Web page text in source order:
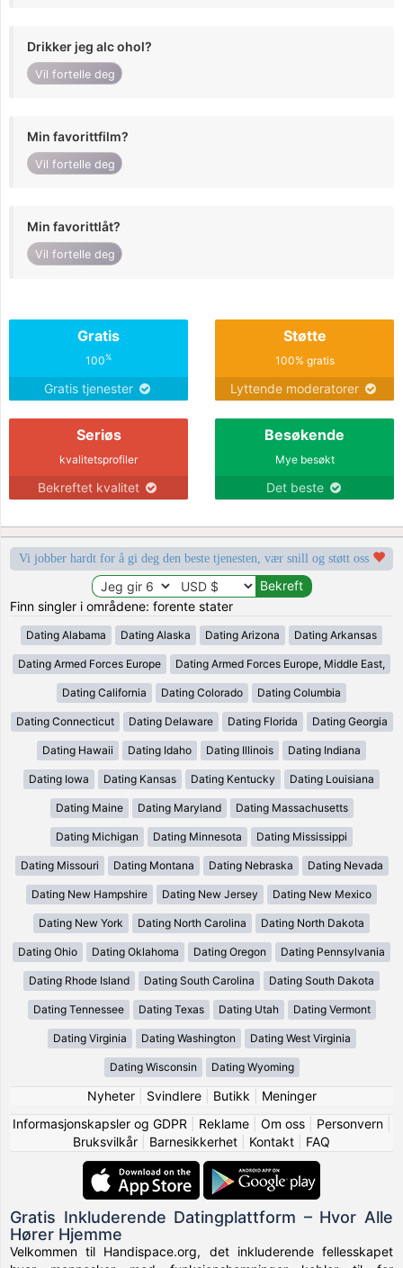
Drikker jeg alc ohol?
Vil fortelle deg
Min favorittfilm?
Vil fortelle deg
Min favorittlåt?
Vil fortelle deg
Gratis
100%
Gratis tjenester
Støtte
100% gratis
Lyttende moderatorer
Seriøs
kvalitetsprofiler
Bekreftet kvalitet
Besøkende
Mye besøkt
Det beste
Vi jobber hardt for å gi deg den beste tjenesten, vær snill og støtt oss
Finn singler i områdene: forente stater
Dating Alabama Dating Alaska Dating Arizona Dating Arkansas
Dating Armed Forces Europe Dating Armed Forces Europe, Middle East,
Dating California Dating Colorado Dating Columbia
Dating Connecticut Dating Delaware Dating Florida Dating Georgia
Dating Hawaii Dating Idaho Dating Illinois Dating Indiana
Dating Iowa Dating Kansas Dating Kentucky Dating Louisiana
Dating Maine Dating Maryland Dating Massachusetts
Dating Michigan Dating Minnesota Dating Mississippi
Dating Missouri Dating Montana Dating Nebraska Dating Nevada
Dating New Hampshire Dating New Jersey Dating New Mexico
Dating New York Dating North Carolina Dating North Dakota
Dating Ohio Dating Oklahoma Dating Oregon Dating Pennsylvania
Dating Rhode Island Dating South Carolina Dating South Dakota
Dating Tennessee Dating Texas Dating Utah Dating Vermont
Dating Virginia Dating Washington Dating West Virginia
Dating Wisconsin Dating Wyoming
Nyheter| Svindlere| Butikk
Meninger
Informasjonskapsler og GDPR
Reklame| Om oss| Personvern|
Bruksvilkår
Barnesikkerhet Kontakt FAQ
Gratis Inkluderende Datingplattform – Hvor Alle
Hører Hjemme
Velkommen til Handispace.org, det inkluderende fellesskapet